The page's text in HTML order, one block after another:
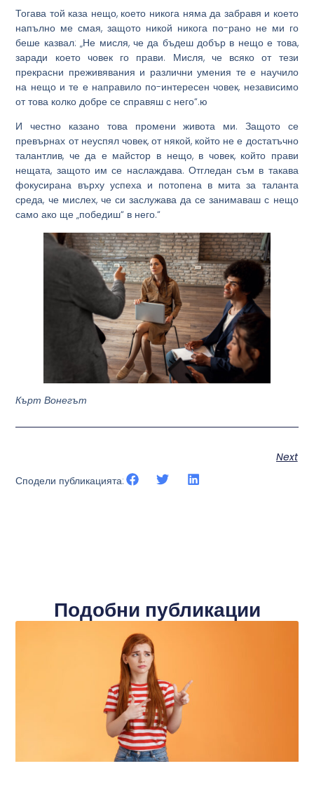
Тогава той каза нещо, което никога няма да забравя и което
напълно ме смая, защото никой никога по-рано не ми го
беше казвал: „Не мисля, че да бъдеш добър в нещо е това,
заради което човек го прави. Мисля, че всяко от тези
прекрасни преживявания и различни умения те е научило
на нещо и те е направило по-интересен човек, независимо
от това колко добре се справяш с него“.ю
И честно казано това промени живота ми. Защото се
превърнах от неуспял човек, от някой, който не е достатъчно
талантлив, че да е майстор в нещо, в човек, който прави
нещата, защото им се наслаждава. Отгледан съм в такава
фокусирана върху успеха и потопена в мита за таланта
среда, че мислех, че си заслужава да се занимаваш с нещо
само ако ще „победиш“ в него.“
Кърт Вонегът
Next
Сподели публикацията:
Подобни публикации